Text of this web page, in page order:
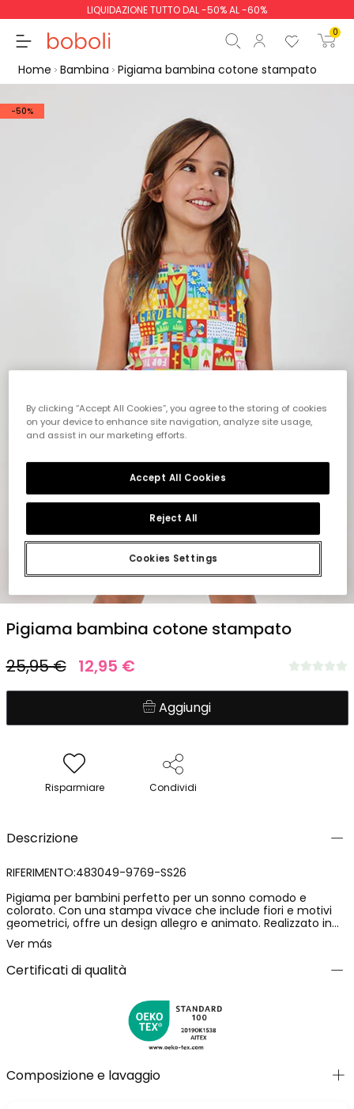
LIQUIDAZIONE TUTTO DAL -50% AL -60%
0
Inizio ordine
Home Bambina Pigiama bambina cotone stampato
-50%
Pigiama bambina cotone stampato
25,95 € 12,95 €
Aggiungi
Risparmiare Condividi
Descrizione
RIFERIMENTO:483049-9769-SS26
Pigiama per bambini perfetto per un sonno comodo e
colorato. Con una stampa vivace che include fiori e motivi
geometrici, offre un design allegro e animato. Realizzato in
un materiale morbido e leggero, ideale per mantenere il
comfort durante la notte. Disponibile in taglie da 2 a 14 anni. Il
suo design multicolore aggiunge un tocco divertente,
perfetto per qualsiasi bambino che ami uno stile
tranquille e piene di sogni colorati.
Ver más
Certificati di qualità
Composizione e lavaggio
By clicking “Accept All Cookies”, you agree to the storing of cookies
on your device to enhance site navigation, analyze site usage,
and assist in our marketing efforts.
Cookies Settings
Reject All
Accept All Cookies